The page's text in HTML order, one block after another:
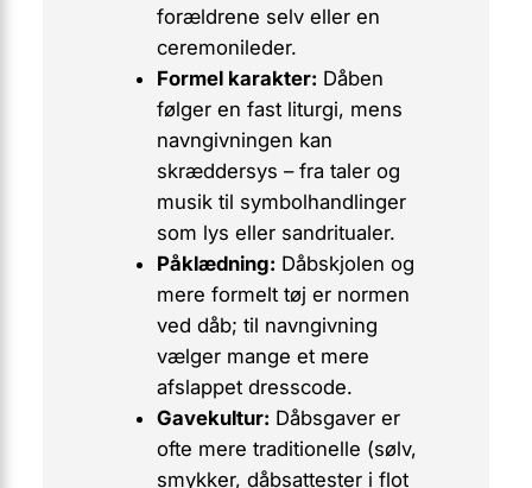
forældrene selv eller en
ceremonileder.
Formel karakter: Dåben
følger en fast liturgi, mens
navngivningen kan
skræddersys – fra taler og
musik til symbolhandlinger
som lys eller sandritualer.
Påklædning: Dåbskjolen og
mere formelt tøj er normen
ved dåb; til navngivning
vælger mange et mere
afslappet dresscode.
Gavekultur: Dåbsgaver er
ofte mere traditionelle (sølv,
smykker, dåbsattester i flot